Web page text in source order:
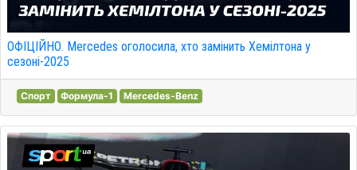
ОФІЦІЙНО. Mercedes оголосила, хто замінить Хемілтона у
сезоні-2025
Спорт Формула-1 Mercedes-Benz